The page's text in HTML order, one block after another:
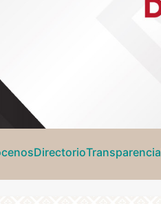
DirectorioTransparencia